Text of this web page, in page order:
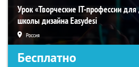
Урок «Творческие IT-профессии
школы дизайна Easydesi
Россия
Бесплатно